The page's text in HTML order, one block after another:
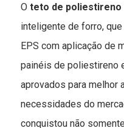
Oteto de poliestireno
inteligente de forro,
EPS com aplicação de
painéis de poliestireno
aprovados para melhor
necessidades do
conquistou não